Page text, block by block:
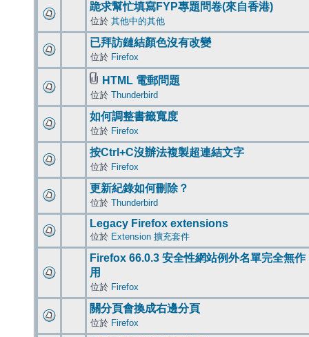
跪求幫忙填寫FYP專題問卷(來自香港)
位於 其他中的其他
已拜訪鏈結顏色沒有改變
位於 Firefox
HTML 電郵問題
位於 Thunderbird
如何調整書籤寬度
位於 Firefox
按Ctrl+C沒辦法複製超連結文字
位於 Firefox
更新紀錄如何刪除？
位於 Thunderbird
Legacy Firefox extensions
位於 Extension 擴充套件
Firefox 66.0.3 安全性網站例外名單完全無作
用
位於 Firefox
關分頁會換成右邊分頁
位於 Firefox